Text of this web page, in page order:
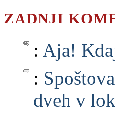
ZADNJI
: Aja!
:
dveh v